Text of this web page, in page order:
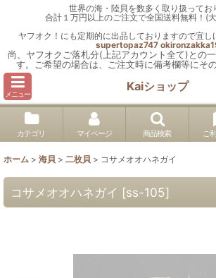
世界の海・陸貝を数多く取り扱ってお
合計１万円以上のご注文で全国送料無料！(
ヤフオク！にも定期的に出品しておりますので宜し
supertopaz747
尚、ヤフオクご落札分(上記アカウント全て)との
す。ご希望の場合は、ご注文時に備考欄等にそ
メニュー
Kaiショップ
カテゴリ マイページ 商品検索 ご
ホーム > 海貝 > 二枚貝 > コサメオオハネガイ
コサメオオハネガイ [ss-105]